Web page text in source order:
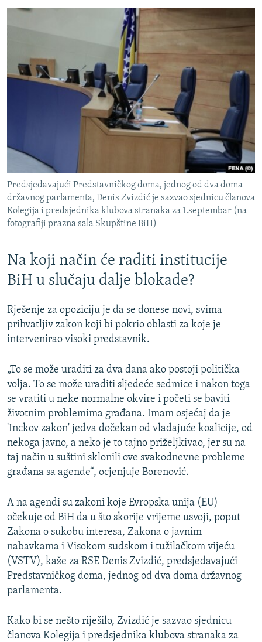
Predsjedavajući Predstavničkog doma, jednog od dva doma
državnog parlamenta, Denis Zvizdić je sazvao sjednicu članova
Kolegija i predsjednika klubova stranaka za 1.septembar (na
fotografiji prazna sala Skupštine BiH)
Na koji način će raditi institucije
BiH u slučaju dalje blokade?
Rješenje za opoziciju je da se donese novi, svima
prihvatljiv zakon koji bi pokrio oblasti za koje je
intervenirao visoki predstavnik.
„To se može uraditi za dva dana ako postoji politička
volja. To se može uraditi sljedeće sedmice i nakon toga
se vratiti u neke normalne okvire i početi se baviti
životnim problemima građana. Imam osjećaj da je
'Inckov zakon' jedva dočekan od vladajuće koalicije, od
nekoga javno, a neko je to tajno priželjkivao, jer su na
taj način u suštini sklonili ove svakodnevne probleme
građana sa agende“, ocjenjuje Borenović.
A na agendi su zakoni koje Evropska unija (EU)
očekuje od BiH da u što skorije vrijeme usvoji, poput
Zakona o sukobu interesa, Zakona o javnim
nabavkama i Visokom sudskom i tužilačkom vijeću
(VSTV), kaže za RSE Denis Zvizdić, predsjedavajući
Predstavničkog doma, jednog od dva doma državnog
parlamenta.
Kako bi se nešto riješilo, Zvizdić je sazvao sjednicu
članova Kolegija i predsjednika klubova stranaka za